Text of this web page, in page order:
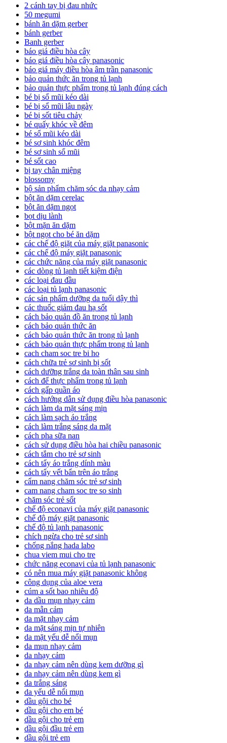
2 cánh tay bị đau nhức
50 megumi
bánh ăn dặm gerber
bánh gerber
Banh gerber
báo giá điều hòa cây
báo giá điều hòa cây panasonic
báo giá máy điều hòa âm trần panasonic
bảo quản thức ăn trong tủ lạnh
bảo quản thực phẩm trong tủ lạnh đúng cách
bé bị sổ mũi kéo dài
bé bị sổ mũi lâu ngày
bé bị sốt tiêu chảy
bé quấy khóc về đêm
bé sổ mũi kéo dài
bé sơ sinh khóc đêm
bé sơ sinh sổ mũi
bé sốt cao
bị tay chân miệng
blossomy
bộ sản phẩm chăm sóc da nhạy cảm
bột ăn dặm cerelac
bột ăn dặm ngọt
bọt dịu lành
bột mặn ăn dặm
bột ngọt cho bé ăn dặm
các chế độ giặt của máy giặt panasonic
các chế độ máy giặt panasonic
các chức năng của máy giặt panasonic
các dòng tủ lạnh tiết kiệm điện
các loại đau đầu
các loại tủ lạnh panasonic
các sản phẩm dưỡng da tuổi dậy thì
các thuốc giảm đau hạ sốt
cách bảo quản đồ ăn trong tủ lạnh
cách bảo quản thức ăn
cách bảo quản thức ăn trong tủ lạnh
cách bảo quản thực phẩm trong tủ lạnh
cach cham soc tre bi ho
cách chữa trẻ sơ sinh bị sốt
cách dưỡng trắng da toàn thân sau sinh
cách để thực phẩm trong tủ lạnh
cách gấp quần áo
cách hướng dẫn sử dụng điều hòa panasonic
cách làm da mặt sáng mịn
cách làm sạch áo trắng
cách làm trắng sáng da mặt
cách pha sữa nan
cách sử dụng điều hòa hai chiều panasonic
cách tắm cho trẻ sơ sinh
cách tẩy áo trắng dính màu
cách tẩy vết bẩn trên áo trắng
cẩm nang chăm sóc trẻ sơ sinh
cam nang cham soc tre so sinh
chăm sóc trẻ sốt
chế độ econavi của máy giặt panasonic
chế độ máy giặt panasonic
chế độ tủ lạnh panasonic
chích ngừa cho trẻ sơ sinh
chống nắng hada labo
chua viem mui cho tre
chức năng econavi của tủ lạnh panasonic
có nên mua máy giặt panasonic không
công dụng của aloe vera
cúm a sốt bao nhiêu độ
da dầu mụn nhạy cảm
da mẫn cảm
da mặt nhạy cảm
da mặt sáng mịn tự nhiên
da mặt yếu dễ nổi mụn
da mụn nhạy cảm
da nhạy cảm
da nhạy cảm nên dùng kem dưỡng gì
da nhạy cảm nên dùng kem gì
da trắng sáng
da yếu dễ nổi mụn
dầu gội cho bé
dầu gội cho em bé
dầu gội cho trẻ em
dầu gội đầu trẻ em
dầu gội trẻ em